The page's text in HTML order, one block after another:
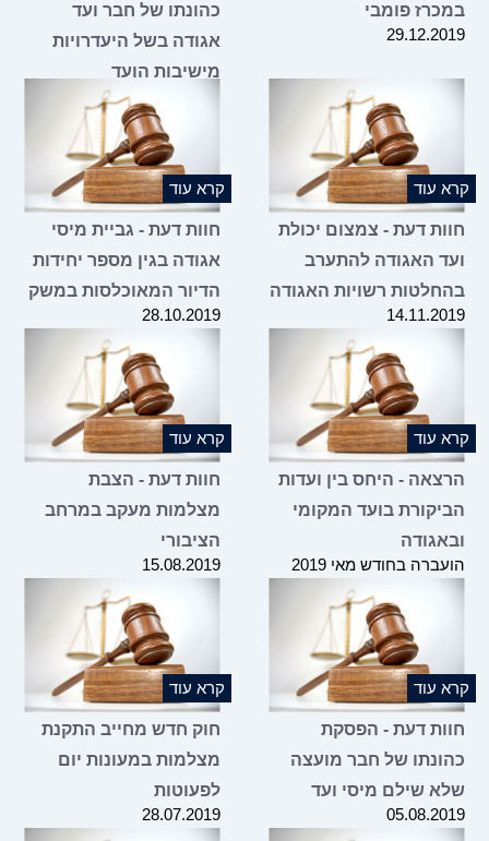
במכרז פומבי
29.12.2019
כהונתו של חבר ועד
אגודה בשל היעדרויות
מישיבות הועד
קרא עוד
חוות דעת - צמצום יכולת
ועד האגודה להתערב
בהחלטות רשויות האגודה
14.11.2019
קרא עוד
חוות דעת - גביית מיסי
אגודה בגין מספר יחידות
הדיור המאוכלסות במשק
28.10.2019
קרא עוד
הרצאה - היחס בין ועדות
הביקורת בועד המקומי
ובאגודה
הועברה בחודש מאי 2019
קרא עוד
חוות דעת - הצבת
מצלמות מעקב במרחב
הציבורי
15.08.2019
קרא עוד
חוות דעת - הפסקת
כהונתו של חבר מועצה
שלא שילם מיסי ועד
05.08.2019
קרא עוד
חוק חדש מחייב התקנת
מצלמות במעונות יום
לפעוטות
28.07.2019